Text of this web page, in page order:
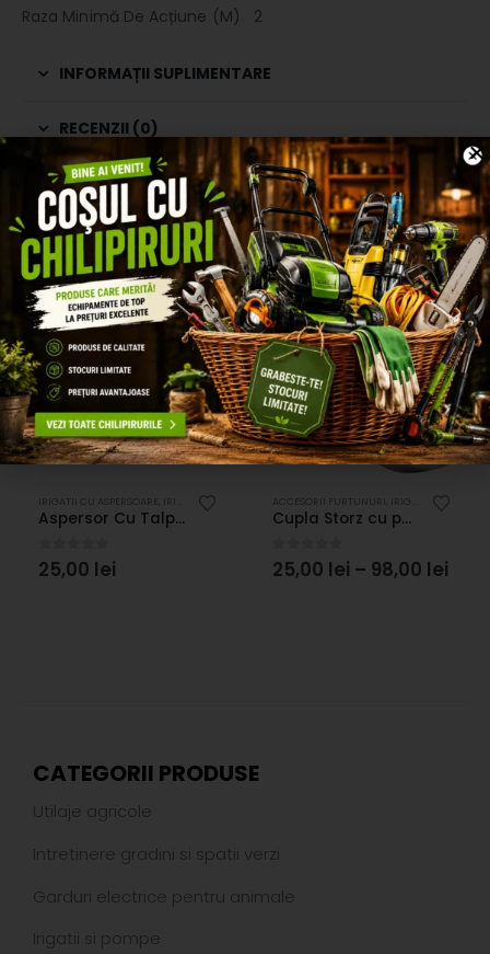
Raza Minimă De Acțiune (M) 2
INFORMAȚII SUPLIMENTARE
RECENZII (0)
PRODUSE SIMILARE
IRIGATII CU ASPERSOARE IRIGATII SI POMPE
Aspersor Cu Talpă Klif BASIC™
0 out of 5
25,00 lei
ACCESORII FURTUNURI IRIGATII ,IRIGATII SI
Cupla Storz cu portfurtun Aluminiu
0 out of 5
25,00 lei – 98,00 lei
CATEGORII PRODUSE
Utilaje agricole
Intretinere gradini si spatii verzi
Garduri electrice pentru animale
Irigatii si pompe